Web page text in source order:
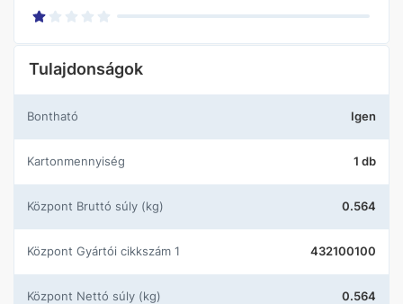
Tulajdonságok
Bontható Igen
Kartonmennyiség 1 db
központ Bruttó súly (kg) 0.564
központ Gyártói cikkszám 1 432100100
központ Nettó súly (kg) 0.564